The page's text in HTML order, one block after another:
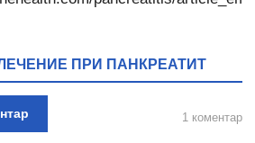
ПРИ ПАНКРЕАТИТ
1 коментар